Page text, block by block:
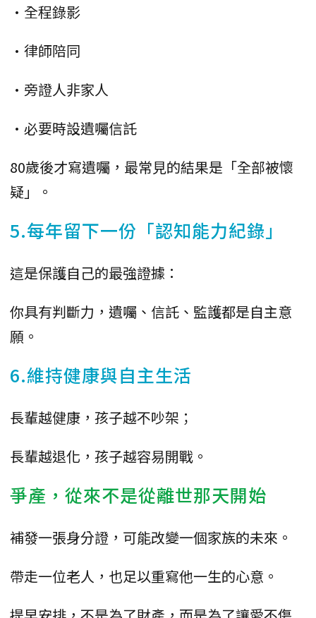
•全程錄影
•律師陪同
•旁證人非家人
•必要時設遺囑信託
80歲後才寫遺囑，最常見的結果是「全部被懷
疑」。
5.每年留下一份「認知能力紀錄」
這是保護自己的最強證據：
你具有判斷力，遺囑、信託、監護都是自主意
願。
6.維持健康與自主生活
長輩越健康，孩子越不吵架；
長輩越退化，孩子越容易開戰。
爭產，從來不是從離世那天開始
補發一張身分證，可能改變一個家族的未來。
帶走一位老人，也足以重寫他一生的心意。